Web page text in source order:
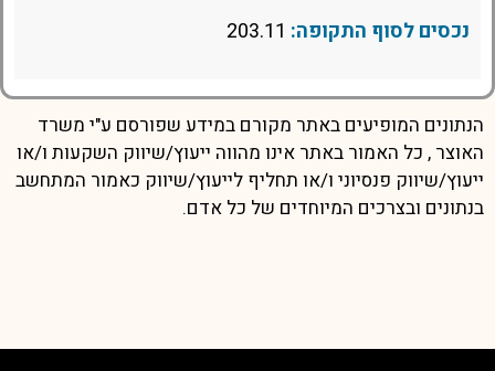
נכסים לסוף התקופה:
הנתונים המופיעים באתר מקורם במידע שפורסם ע"י משרד
האוצר , כל האמור באתר אינו מהווה ייעוץ/שיווק השקעות ו/או
ייעוץ/שיווק פנסיוני ו/או תחליף לייעוץ/שיווק כאמור המתחשב
בנתונים ובצרכים המיוחדים של כל אדם.